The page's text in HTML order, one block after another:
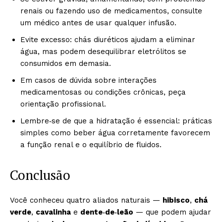
renais ou fazendo uso de medicamentos, consulte
um médico antes de usar qualquer infusão.
Evite excesso: chás diuréticos ajudam a eliminar
água, mas podem desequilibrar eletrólitos se
consumidos em demasia.
Em casos de dúvida sobre interações
medicamentosas ou condições crônicas, peça
orientação profissional.
Lembre‑se de que a hidratação é essencial: práticas
simples como beber água corretamente favorecem
a função renal e o equilíbrio de fluidos.
Conclusão
Você conheceu quatro aliados naturais — hibisco, chá
verde, cavalinha e dente‑de‑leão — que podem ajudar